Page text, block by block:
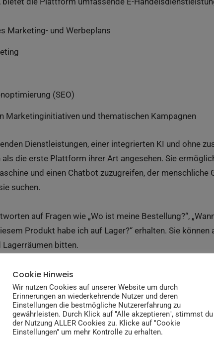
Marketing- und Werbeplans
(SEO)
Marketinginitiativen und thematischen Kampagnen
Dienstleistungen, einer integrierten KI und ohne
als die erste Plattform ihrer Art angesehen. Sie
und einen Chatbot zuzugreifen, der menschliche
suchen.
auf Fragen wie „Wo ist meine Bestellung?“,
Produkt habe ich auf Lager?“ erhalten. Sie
Lagerräumen bitten.
NEXT BASKET erstellt, bietet eine vollständige
Dies ist mit Hilfe von modernster Software
die Uhr verfügbar ist.
evaluiert und genehmigt, um die
Cookie Hinweis
Wir nutzen Cookies auf unserer Website um durch
Erinnerungen an wiederkehrende Nutzer und deren
Einstellungen die bestmögliche Nutzererfahrung zu
gewährleisten. Durch Klick auf "Alle akzeptieren", stimmst du
der Nutzung ALLER Cookies zu. Klicke auf "Cookie
Einstellungen" um mehr Kontrolle zu erhalten.